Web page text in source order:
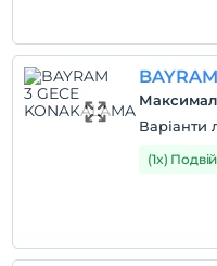
кімнати для некурців
дітей
Плата за дітей віком
Кожна кімнатаВаріанти
(1x)